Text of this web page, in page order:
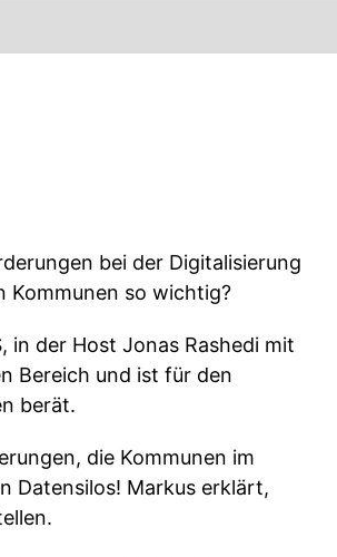
bei der Digitalisierung
Kommunen so wichtig?
in der Host Jonas Rashedi mit
Bereich und ist für den
berät.
die Kommunen im
Datensilos! Markus erklärt,